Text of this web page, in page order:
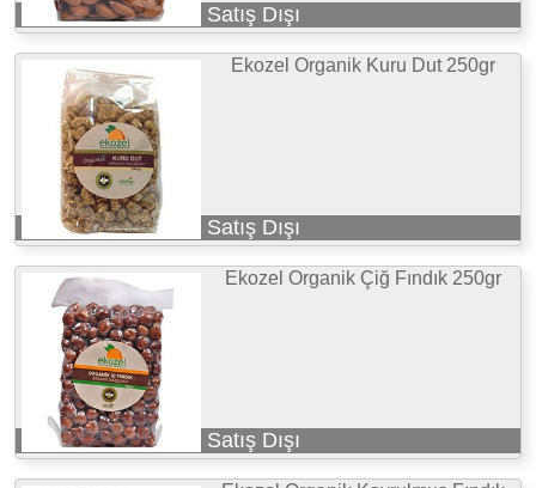
Satış Dışı
Ekozel Organik Kuru Dut 250gr
Satış Dışı
Ekozel Organik Çiğ Fındık 250gr
Satış Dışı